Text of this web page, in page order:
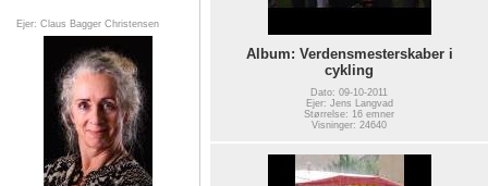
Ejer: Claus Bagger Christensen
Album: Verdensmesterskaber i
cykling
Dato: 09-10-2011
Ejer: Jens Langvad
Størrelse: 16 emner
Visninger: 24640